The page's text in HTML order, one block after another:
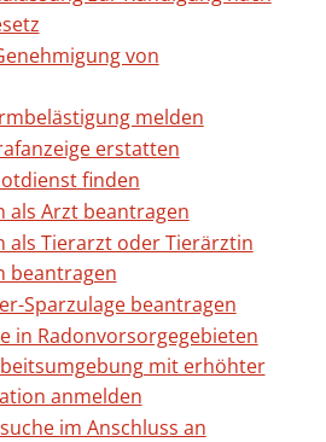
von
melden
erstatten
finden
als Arzt beantragen
als Tierarzt oder Tierärztin
beantragen
Sparzulage beantragen
in Radonvorsorgegebieten
mit erhöhter
anmelden
im Anschluss an